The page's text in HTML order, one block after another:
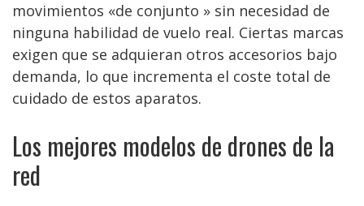
movimientos «de conjunto » sin necesidad de
ninguna habilidad de vuelo real. Ciertas marcas
exigen que se adquieran otros accesorios bajo
demanda, lo que incrementa el coste total de
cuidado de estos aparatos.
Los mejores modelos de drones de la
red